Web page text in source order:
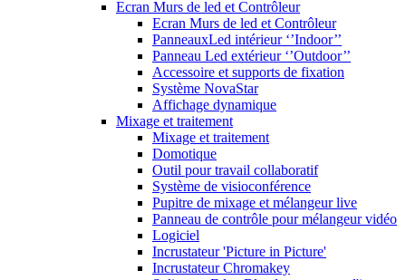
Ecran Murs de led et Contrôleur
Ecran Murs de led et Contrôleur
PanneauxLed intérieur ‘’Indoor’’
Panneau Led extérieur ‘’Outdoor’’
Accessoire et supports de fixation
Système NovaStar
Affichage dynamique
Mixage et traitement
Mixage et traitement
Domotique
Outil pour travail collaboratif
Système de visioconférence
Pupitre de mixage et mélangeur live
Panneau de contrôle pour mélangeur vidéo
Logiciel
Incrustateur 'Picture in Picture'
Incrustateur Chromakey